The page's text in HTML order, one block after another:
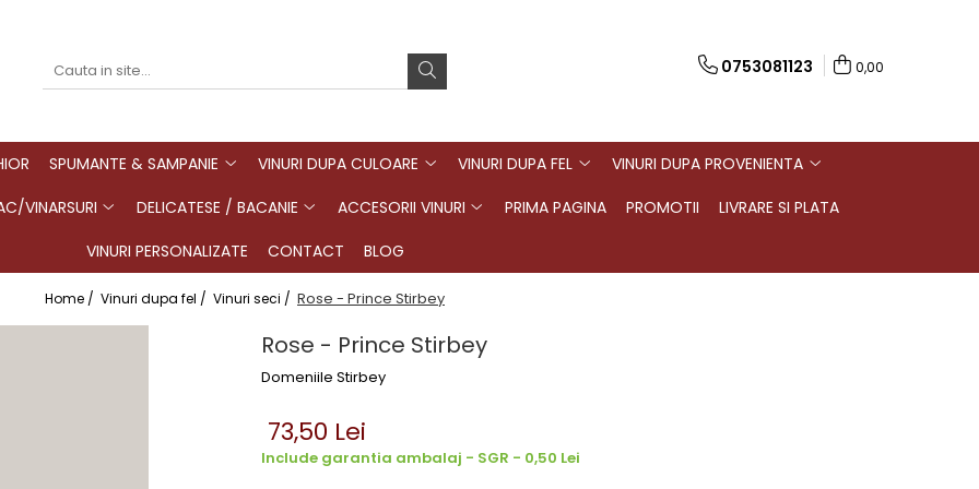
0753081123 0,00
SPUMANTE & SAMPANIE VINURI DUPA CULOARE VINURI DUPA FEL
VINURI DUPA PROVENIENTA
VINARSURI DELICATESE / BACANIE ACCESORII VINURI PRIMA PAGINA PROMOTII
LIVRARE SI PLATA
VINURI PERSONALIZATE
CONTACT BLOG
Home / Vinuri dupa fel / Vinuri seci / Rose - Prince Stirbey
Rose - Prince Stirbey
Domeniile Stirbey
73,50 Lei
Include garantia ambalaj - SGR - 0,50 Lei